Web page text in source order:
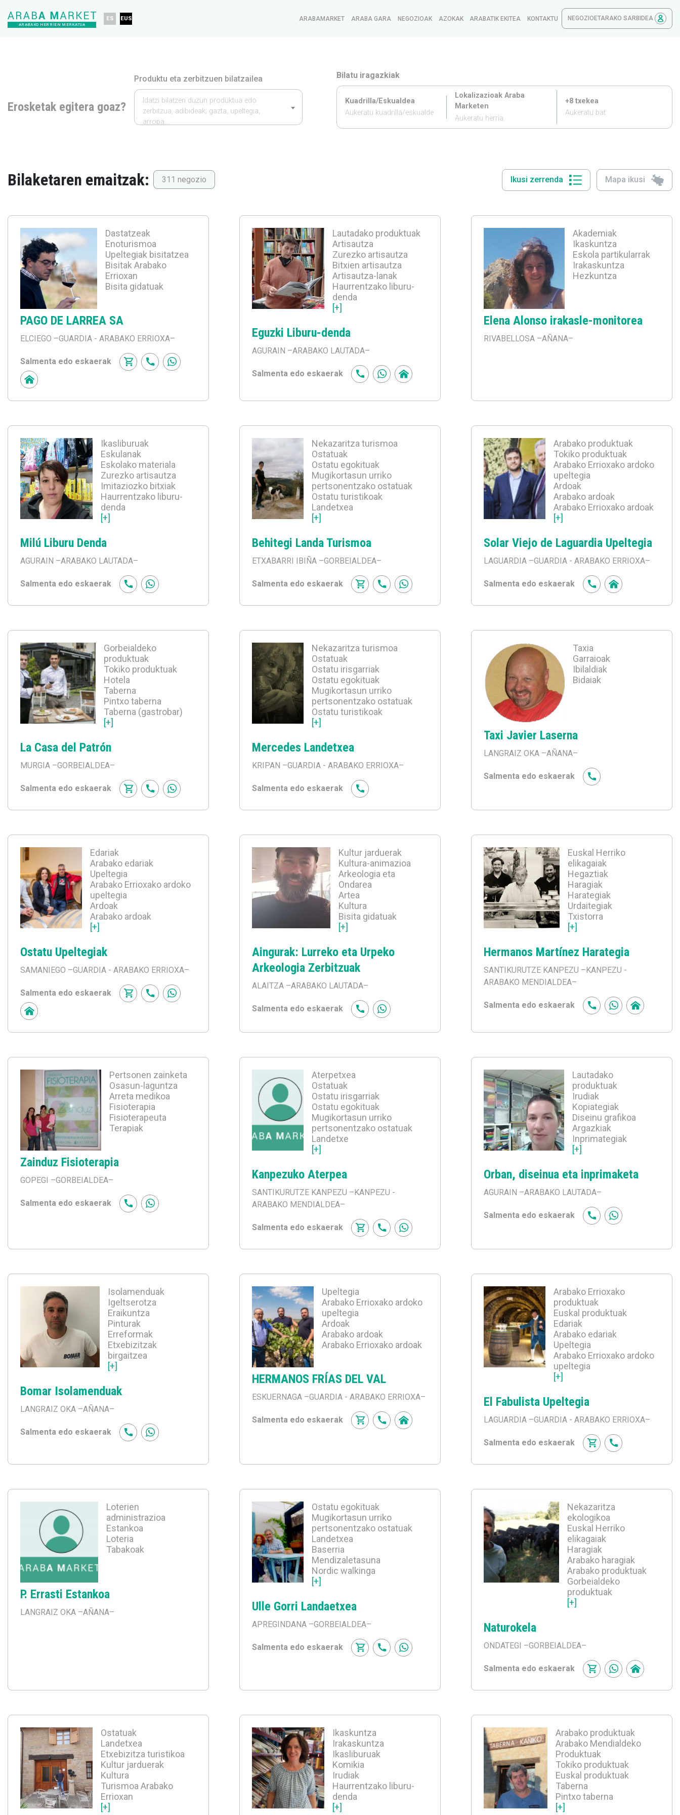
ARABAKO HERRIEN MERKATUA
ES EUS ARABAMARKET ARABA GARA NEGOZIOAK AZOKAK ARABATIK EKITEA KONTAKTU NEGOZIOETARAKO SARBIDEA
Erosketak egitera goaz?
Produktu eta zerbitzuen bilatzailea
Idatzi bilatzen duzun produktua edo
zerbitzua, adibideak; gazta, upeltegia,
arropa…
Bilatu iragazkiak
Kuadrilla/Eskualdea
Aukeratu kuadrilla/eskualde
Lokalizazioak Araba
Marketen
Aukeratu herria
+8 txekea
Aukeratu bat
Bilaketaren emaitzak: 311 negozio Ikusi zerrenda Mapa ikusi
Dastatzeak
Enoturismoa
Upeltegiak bisitatzea
Bisitak Arabako
Errioxan
Bisita gidatuak
PAGO DE LARREA SA
ELCIEGO –GUARDIA - ARABAKO ERRIOXA–
Salmenta edo eskaerak
Lautadako produktuak
Artisautza
Zurezko artisautza
Bitxien artisautza
Artisautza-lanak
Haurrentzako liburu-
denda
[+]
Eguzki Liburu-denda
AGURAIN –ARABAKO LAUTADA–
Salmenta edo eskaerak
Akademiak
Ikaskuntza
Eskola partikularrak
Irakaskuntza
Hezkuntza
Elena Alonso irakasle-monitorea
RIVABELLOSA –AÑANA–
Ikasliburuak
Eskulanak
Eskolako materiala
Zurezko artisautza
Imitaziozko bitxiak
Haurrentzako liburu-
denda
[+]
Milú Liburu Denda
AGURAIN –ARABAKO LAUTADA–
Salmenta edo eskaerak
Nekazaritza turismoa
Ostatuak
Ostatu egokituak
Mugikortasun urriko
pertsonentzako ostatuak
Ostatu turistikoak
Landetxea
[+]
Behitegi Landa Turismoa
ETXABARRI IBIÑA –GORBEIALDEA–
Salmenta edo eskaerak
Arabako produktuak
Tokiko produktuak
Arabako Errioxako ardoko
upeltegia
Ardoak
Arabako ardoak
Arabako Errioxako ardoak
[+]
Solar Viejo de Laguardia Upeltegia
LAGUARDIA –GUARDIA - ARABAKO ERRIOXA–
Salmenta edo eskaerak
Gorbeialdeko
produktuak
Tokiko produktuak
Hotela
Taberna
Pintxo taberna
Taberna (gastrobar)
[+]
La Casa del Patrón
MURGIA –GORBEIALDEA–
Salmenta edo eskaerak
Nekazaritza turismoa
Ostatuak
Ostatu irisgarriak
Ostatu egokituak
Mugikortasun urriko
pertsonentzako ostatuak
Ostatu turistikoak
[+]
Mercedes Landetxea
KRIPAN –GUARDIA - ARABAKO ERRIOXA–
Salmenta edo eskaerak
Taxia
Garraioak
Ibilaldiak
Bidaiak
Taxi Javier Laserna
LANGRAIZ OKA –AÑANA–
Salmenta edo eskaerak
Edariak
Arabako edariak
Upeltegia
Arabako Errioxako ardoko
upeltegia
Ardoak
Arabako ardoak
[+]
Ostatu Upeltegiak
SAMANIEGO –GUARDIA - ARABAKO ERRIOXA–
Salmenta edo eskaerak
Kultur jarduerak
Kultura-animazioa
Arkeologia eta
Ondarea
Artea
Kultura
Bisita gidatuak
[+]
Aingurak: Lurreko eta Urpeko
Arkeologia Zerbitzuak
ALAITZA –ARABAKO LAUTADA–
Salmenta edo eskaerak
Euskal Herriko
elikagaiak
Hegaztiak
Haragiak
Harategiak
Urdaitegiak
Txistorra
[+]
Hermanos Martínez Harategia
SANTIKURUTZE KANPEZU –KANPEZU -
ARABAKO MENDIALDEA–
Salmenta edo eskaerak
Pertsonen zainketa
Osasun-laguntza
Arreta medikoa
Fisioterapia
Fisioterapeuta
Terapiak
Zainduz Fisioterapia
GOPEGI –GORBEIALDEA–
Salmenta edo eskaerak
Aterpetxea
Ostatuak
Ostatu irisgarriak
Ostatu egokituak
Mugikortasun urriko
pertsonentzako ostatuak
Landetxe
[+]
Kanpezuko Aterpea
SANTIKURUTZE KANPEZU –KANPEZU -
ARABAKO MENDIALDEA–
Salmenta edo eskaerak
Lautadako
produktuak
Irudiak
Kopiategiak
Diseinu grafikoa
Argazkiak
Inprimategiak
[+]
Orban, diseinua eta inprimaketa
AGURAIN –ARABAKO LAUTADA–
Salmenta edo eskaerak
Isolamenduak
Igeltserotza
Eraikuntza
Pinturak
Erreformak
Etxebizitzak
birgaitzea
[+]
Bomar Isolamenduak
LANGRAIZ OKA –AÑANA–
Salmenta edo eskaerak
Upeltegia
Arabako Errioxako ardoko
upeltegia
Ardoak
Arabako ardoak
Arabako Errioxako ardoak
HERMANOS FRÍAS DEL VAL
ESKUERNAGA –GUARDIA - ARABAKO ERRIOXA–
Salmenta edo eskaerak
Arabako Errioxako
produktuak
Euskal produktuak
Edariak
Arabako edariak
Upeltegia
Arabako Errioxako ardoko
upeltegia
[+]
El Fabulista Upeltegia
LAGUARDIA –GUARDIA - ARABAKO ERRIOXA–
Salmenta edo eskaerak
Loterien
administrazioa
Estankoa
Loteria
Tabakoak
P. Errasti Estankoa
LANGRAIZ OKA –AÑANA–
Ostatu egokituak
Mugikortasun urriko
pertsonentzako ostatuak
Landetxea
Baserria
Mendizaletasuna
Nordic walkinga
[+]
Ulle Gorri Landaetxea
APREGINDANA –GORBEIALDEA–
Salmenta edo eskaerak
Nekazaritza
ekologikoa
Euskal Herriko
elikagaiak
Haragiak
Arabako haragiak
Arabako produktuak
Gorbeialdeko
produktuak
[+]
Naturokela
ONDATEGI –GORBEIALDEA–
Salmenta edo eskaerak
Ostatuak
Landetxea
Etxebizitza turistikoa
Kultur jarduerak
Kultura
Turismoa Arabako
Errioxan
[+]
Ikaskuntza
Irakaskuntza
Ikasliburuak
Komikia
Irudiak
Haurrentzako liburu-
denda
[+]
Arabako produktuak
Arabako Mendialdeko
Produktuak
Tokiko produktuak
Euskal produktuak
Taberna
Pintxo taberna
[+]